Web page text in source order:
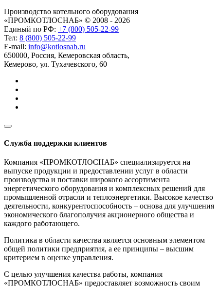
Производство котельного оборудования
«ПРОМКОТЛОСНАБ» © 2008 - 2026
Единый по РФ: +7 (800) 505-22-99
Тел: 8 (800) 505-22-99
E-mail: info@kotlosnab.ru
650000, Россия, Кемеровская область,
Кемерово, ул. Тухачевского, 60
Служба поддержки клиентов
Компания «ПРОМКОТЛОСНАБ» специализируется на
выпуске продукции и предоставлении услуг в области
производства и поставки широкого ассортимента
энергетического оборудования и комплексных решений для
промышленной отрасли и теплоэнергетики. Высокое качество
деятельности, конкурентоспособность – основа для улучшения
экономического благополучия акционерного общества и
каждого работающего.
Политика в области качества является основным элементом
общей политики предприятия, а ее принципы – высшим
критерием в оценке управления.
С целью улучшения качества работы, компания
«ПРОМКОТЛОСНАБ» предоставляет возможность своим